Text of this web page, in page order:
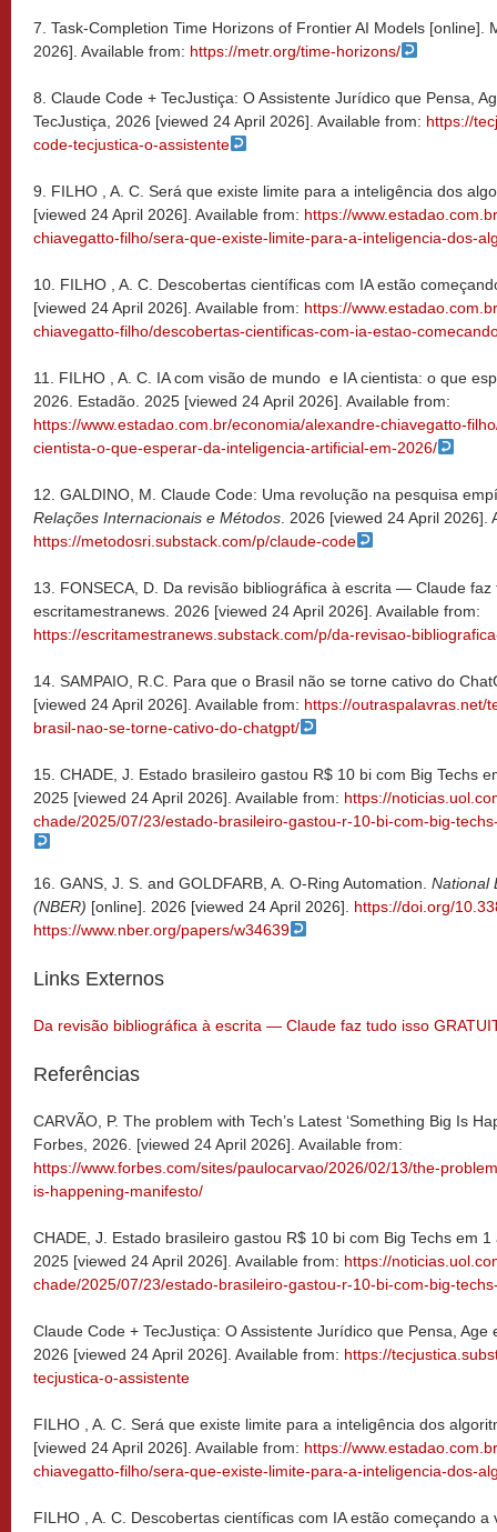
7. Task-Completion Time Horizons of Frontier AI Models [online].
2026]. Available from: https://metr.org/time-horizons/
8. Claude Code + TecJustiça: O Assistente Jurídico que Pensa,
TecJustiça, 2026 [viewed 24 April 2026]. Available from: https://
code-tecjustica-o-assistente
9. FILHO , A. C. Será que existe limite para a inteligência dos
[viewed 24 April 2026]. Available from: https://
chiavegatto-filho/sera-que-existe-limite-para-a-inteligencia-dos-
10. FILHO , A. C. Descobertas científicas com IA estão
[viewed 24 April 2026]. Available from: https://
chiavegatto-filho/descobertas-cientificas-com-ia-estao-
11. FILHO , A. C. IA com visão de mundo e IA cientista: o que
2026. Estadão. 2025 [viewed 24 April 2026]. Available from:
https://www.estadao.com.br/economia/alexandre-chiavegatto-
cientista-o-que-esperar-da-inteligencia-artificial-em-2026/
12. GALDINO, M. Claude Code: Uma revolução na pesquisa
Relações Internacionais e Métodos . 2026 [viewed 24 April 2026].
https://metodosri.substack.com/p/claude-code
13. FONSECA, D. Da revisão bibliográfica à escrita — Claude faz
escritamestranews. 2026 [viewed 24 April 2026]. Available from:
https://escritamestranews.substack.com/p/da-revisao-
14. SAMPAIO, R.C. Para que o Brasil não se torne cativo do
[viewed 24 April 2026]. Available from: https://outraspalavras.net/
brasil-nao-se-torne-cativo-do-chatgpt/
15. CHADE, J. Estado brasileiro gastou R$ 10 bi com Big Techs
2025 [viewed 24 April 2026]. Available from: https://
chade/2025/07/23/estado-brasileiro-gastou-r-10-bi-com-big-
16. GANS, J. S. and GOLDFARB, A. O-Ring Automation. National
(NBER) [online]. 2026 [viewed 24 April 2026]. https://doi.org/
https://www.nber.org/papers/w34639
Links Externos
Da revisão bibliográfica à escrita — Claude faz tudo isso
Referências
CARVÃO, P. The problem with Tech’s Latest ‘Something Big Is
Forbes, 2026. [viewed 24 April 2026]. Available from:
https://www.forbes.com/sites/paulocarvao/2026/02/13/the-
is-happening-manifesto/
CHADE, J. Estado brasileiro gastou R$ 10 bi com Big Techs em
2025 [viewed 24 April 2026]. Available from: https://
chade/2025/07/23/estado-brasileiro-gastou-r-10-bi-com-big-
Claude Code + TecJustiça: O Assistente Jurídico que Pensa, Age
2026 [viewed 24 April 2026]. Available from: https://
tecjustica-o-assistente
FILHO , A. C. Será que existe limite para a inteligência dos
[viewed 24 April 2026]. Available from: https://
chiavegatto-filho/sera-que-existe-limite-para-a-inteligencia-dos-
FILHO , A. C. Descobertas científicas com IA estão começando